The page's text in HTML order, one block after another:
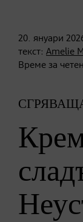
20. януари
текст: Amelie
Време за